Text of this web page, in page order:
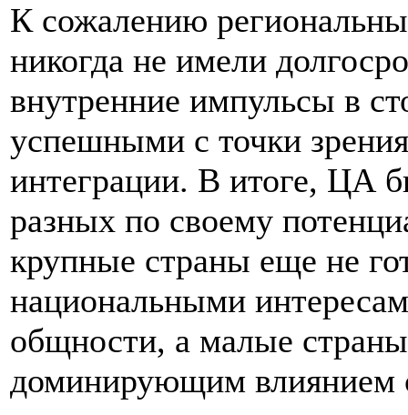
К сожалению
никогда не имели
внутренние импульсы в
успешными с точки
интеграции. В итоге, ЦА
разных по своему
крупные страны еще не
национальными
общности, а малые страны
доминирующим влиянием